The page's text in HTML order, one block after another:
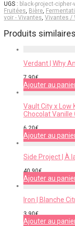
UGS : black-project-
Fruitées, Bière,
voir - Vivantes, Vivantes /
Produits similaires
Verdant | Why
7,90€
Ajouter au
Vault City x Low
Chocolat Vanille
6,20€
Ajouter au
Side Project | À
40,90€
Ajouter au
Iron | Blanche
3,90€
Ajouter au